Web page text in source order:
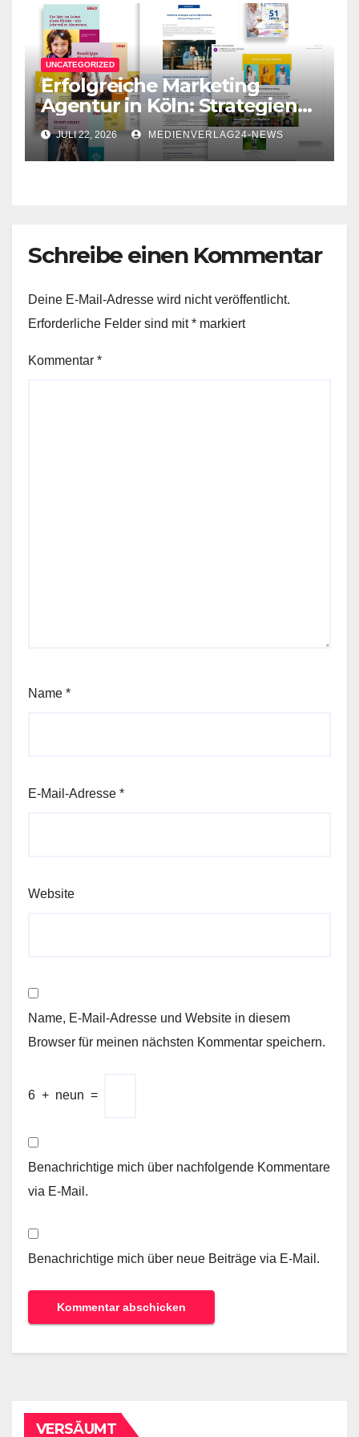
UNCATEGORIZED
Erfolgreiche Marketing
Agentur in Köln: Strategien
für Ihr Unternehmen
JULI 22, 2026 MEDIENVERLAG24-NEWS
Schreibe einen Kommentar
Deine E-Mail-Adresse wird nicht veröffentlicht.
Erforderliche Felder sind mit* markiert
Kommentar *
Name *
E-Mail-Adresse *
Website
Name, E-Mail-Adresse und Website in diesem
Browser für meinen nächsten Kommentar speichern.
6 + neun =
Benachrichtige mich über nachfolgende Kommentare
via E-Mail.
Benachrichtige mich über neue Beiträge via E-Mail.
VERSÄUMT